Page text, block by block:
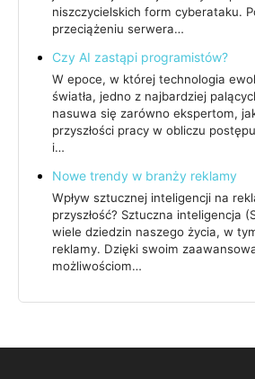
niszczycielskich form cyberataku.
przeciążeniu serwera…
Czy AI zastąpi programistów?
W epoce, w której technologia
światła, jedno z najbardziej
nasuwa się zarówno ekspertom,
przyszłości pracy w obliczu
i…
Nowe trendy w branży reklamy
Wpływ sztucznej inteligencji na
przyszłość? Sztuczna inteligencja
wiele dziedzin naszego życia, w
reklamy. Dzięki swoim
możliwościom…